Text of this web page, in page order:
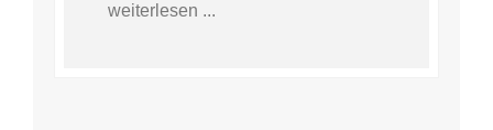
weiterlesen ...